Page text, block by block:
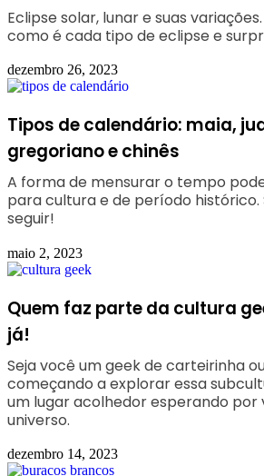
Eclipse solar, lunar e suas
como é cada tipo de eclipse e
dezembro 26, 2023
Tipos de calendário: maia,
gregoriano e chinês
A forma de mensurar o tempo
para cultura e de período histórico.
seguir!
maio 2, 2023
Quem faz parte da cultura
já!
Seja você um geek de carteirinha
começando a explorar essa
um lugar acolhedor esperando por
universo.
dezembro 14, 2023